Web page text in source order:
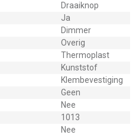
Draaiknop
Ja
Dimmer
Overig
Thermoplast
Kunststof
Klembevestiging
Geen
Nee
1013
Nee